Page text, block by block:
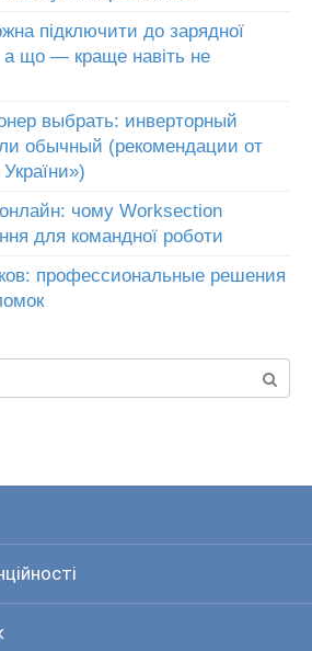
підключити до зарядної
а що — краще навіть не
выбрать: инверторный
обычный (рекомендации от
чому Worksection
для командної роботи
профессиональные решения